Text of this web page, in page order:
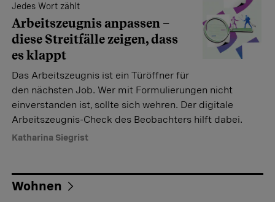
Jedes Wort zählt
Arbeitszeugnis anpassen –
diese Streitfälle zeigen, dass
es klappt
Das Arbeitszeugnis ist ein Türöffner für
den nächsten Job. Wer mit Formulierungen nicht
einverstanden ist, sollte sich wehren. Der digitale
Arbeitszeugnis-Check des Beobachters hilft dabei.
Katharina Siegrist
Wohnen